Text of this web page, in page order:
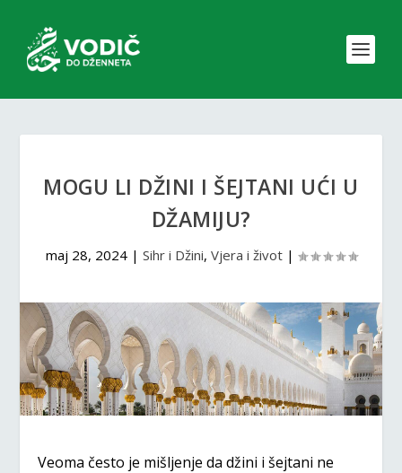
MOGU LI DŽINI I ŠEJTANI UĆI U
DŽAMIJU?
maj 28, 2024| Sihr i Džini, Vjera i život|
Veoma često je mišljenje da džini i šejtani ne